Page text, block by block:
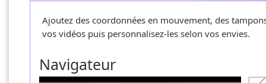
Ajoutez des coordonnées en mouvement, des
vos vidéos puis personnalisez-les selon vos envies.
Navigateur